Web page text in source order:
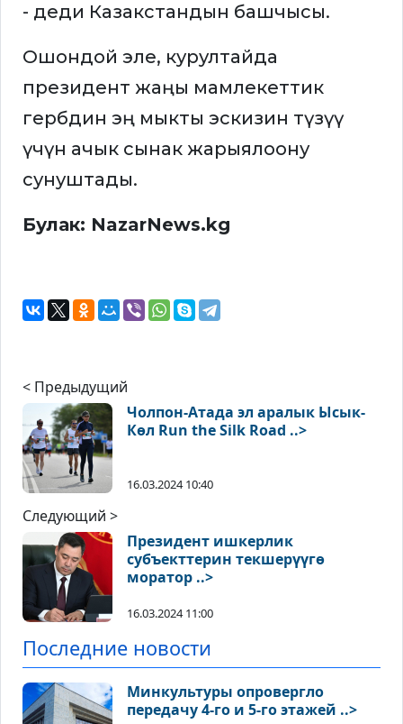
- деди Казакстандын башчысы.
Ошондой эле, курултайда
президент жаңы мамлекеттик
гербдин эң мыкты эскизин түзүү
үчүн ачык сынак жарыялоону
сунуштады.
Булак: NazarNews.kg
< Предыдущий
Чолпон-Атада эл аралык Ысык-
Көл Run the Silk Road ..>
16.03.2024 10:40
Следующий >
Президент ишкерлик
субъекттерин текшерүүгө
моратор ..>
16.03.2024 11:00
Последние новости
Минкультуры опровергло
передачу 4-го и 5-го этажей ..>